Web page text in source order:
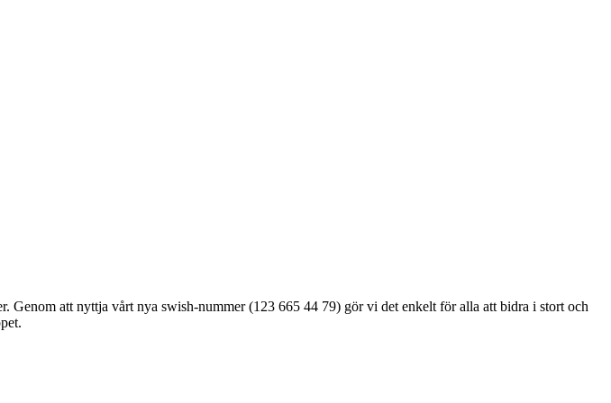
att nyttja vårt nya swish-nummer (123 665 44 79) gör vi det enkelt för alla att bidra i stort och